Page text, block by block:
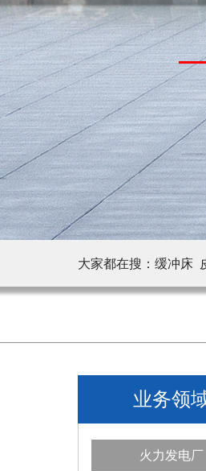
大家都在搜： 缓冲床
业务领
火力发电厂